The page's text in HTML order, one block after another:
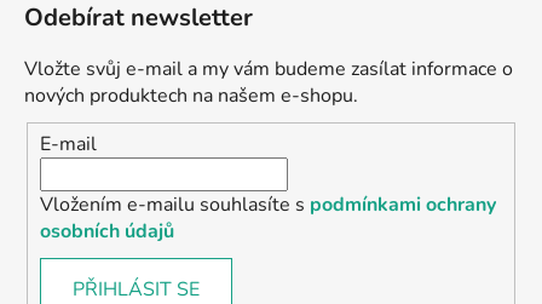
Odebírat newsletter
Vložte svůj e-mail a my vám budeme zasílat informace o
nových produktech na našem e-shopu.
E-mail
Vložením e-mailu souhlasíte s podmínkami ochrany
osobních údajů
PŘIHLÁSIT SE